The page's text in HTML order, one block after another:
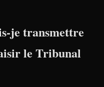
je transmettre
le Tribunal